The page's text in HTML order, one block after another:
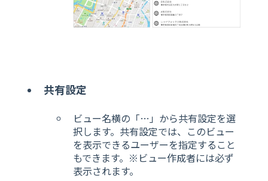
共有設定
ビュー名横の「…」から共有設定を選
択します。共有設定では、このビュー
を表示できるユーザーを指定すること
もできます。※ビュー作成者には必ず
表示されます。